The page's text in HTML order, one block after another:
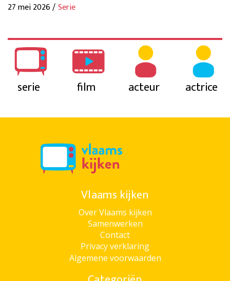
27 mei 2026 /Serie
serie film acteur actrice
Vlaams kijken
Over Vlaams kijken
Samenwerken
Contact
Privacy verklaring
Algemene voorwaarden